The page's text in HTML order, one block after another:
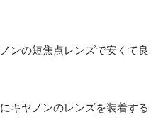
ンの短焦点レンズで安くて良
キヤノンのレンズを装着する